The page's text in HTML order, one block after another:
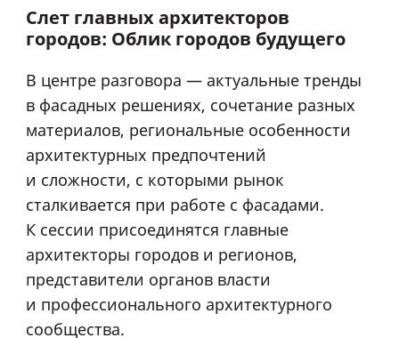
Слет главных архитекторов
городов: Облик городов будущего
В центре разговора — актуальные тренды
в фасадных решениях, сочетание разных
материалов, региональные особенности
архитектурных предпочтений
и сложности, с которыми рынок
сталкивается при работе с фасадами.
К сессии присоединятся главные
архитекторы городов и регионов,
представители органов власти
и профессионального архитектурного
сообщества.